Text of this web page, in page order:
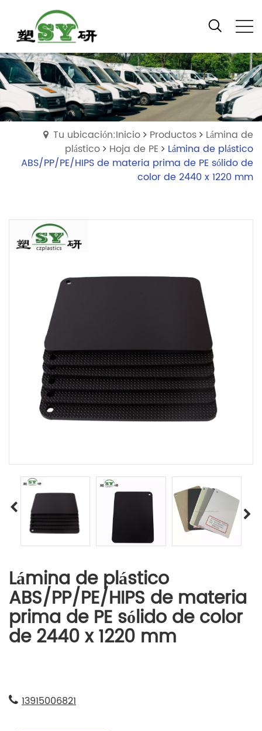
Tu ubicación:Inicio Productos
Lámina de
plástico
Hoja de PE
Lámina de plástico
ABS/PP/PE/HIPS de materia prima de PE sólido de
color de 2440 x 1220 mm
Lámina de plástico
ABS/PP/PE/HIPS de materia
prima de PE sólido de color
de 2440 x 1220 mm
13915006821